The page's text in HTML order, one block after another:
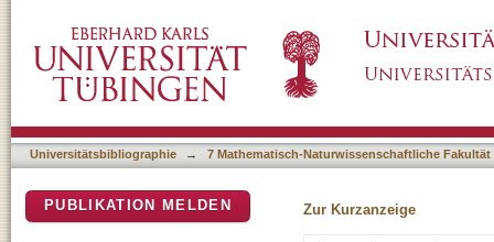
gamma gamma-decays
Universitätsbibliographie → 7 Mathematisch-Naturwissenschaftliche Fakultät
Zur Kurzanzeige
PUBLIKATION MELDEN